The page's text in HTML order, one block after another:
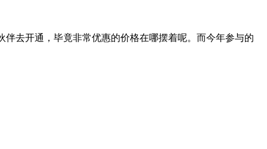
伴去开通，毕竟非常优惠的价格在哪摆着呢。而今年参与的